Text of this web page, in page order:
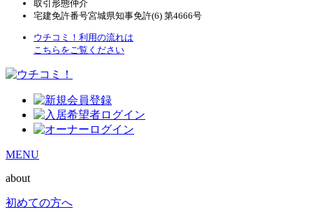
取引形態仲介
宅建免許番号宮城県知事免許(6) 第4666号
ウチコミ！利用の流れは
こちらをご覧ください
MENU
about
初めての方へ